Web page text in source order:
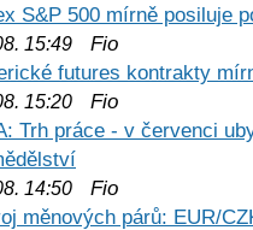
S&P 500 mírně posiluje
15:49 Fio
futures kontrakty
15:20 Fio
Trh práce - v červenci
14:50 Fio
měnových párů: EUR/